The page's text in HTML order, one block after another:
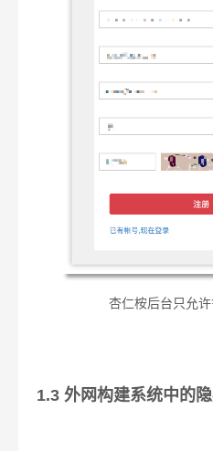
杏仁桉后台只允
1.3 外网构建系统中的